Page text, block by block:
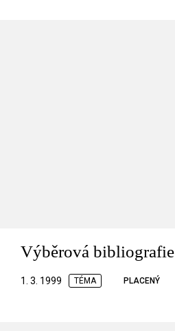
Výběrová bibliografie
1. 3. 1999 TÉMA PLACENÝ